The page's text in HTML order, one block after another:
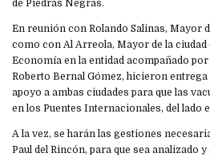
de Piedras Negras.
En reunión con Rolando Salinas, Mayor
como con Al Arreola, Mayor de la ciudad
Economía en la entidad acompañado por
Roberto Bernal Gómez, hicieron
apoyo a ambas ciudades para que las
en los Puentes Internacionales, del lado
A la vez, se harán las gestiones
Paul del Rincón, para que sea analizado